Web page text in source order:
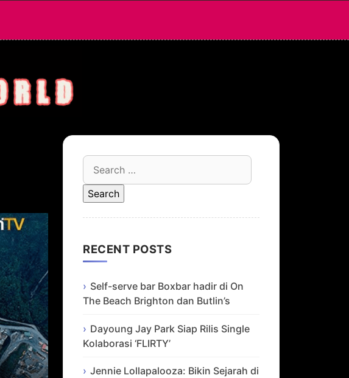
Search
for:
RECENT POSTS
Self-serve bar Boxbar hadir di On
The Beach Brighton dan Butlin’s
Dayoung Jay Park Siap Rilis Single
Kolaborasi ‘FLIRTY’
Jennie Lollapalooza: Bikin Sejarah di